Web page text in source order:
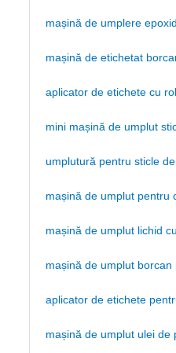
mașină de umplere
mașină de etichetat
aplicator de etichete cu
mini mașină de umplut
umplutură pentru sticle
mașină de umplut pentru
mașină de umplut lichid
mașină de umplut borcan
aplicator de etichete
mașină de umplut ulei de